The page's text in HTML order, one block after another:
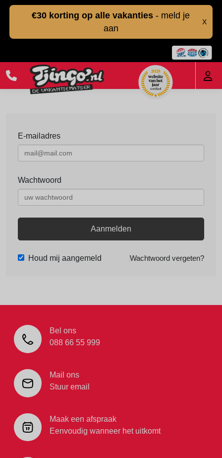
€30 korting op alle vakanties - meld je
aan
X
E-mailadres
Wachtwoord
Aanmelden
Houd mij aangemeld Wachtwoord vergeten?
Bel ons
088 66 55 999
Mail ons
Stuur email
Maak een afspraak
Eenvoudig wanneer het uitkomt